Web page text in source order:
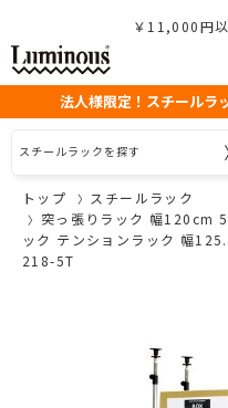
￥11,000円
法人様限定！スチールラ
スチールラックを探す
トップ
スチールラック
突っ張りラック 幅120cm
ック テンションラック 幅
218-5T